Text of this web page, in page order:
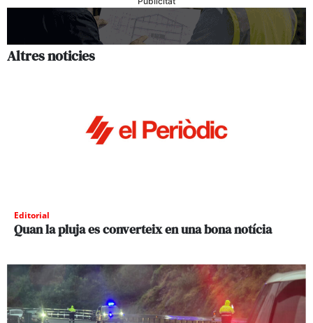
Altres noticies
Editorial
Quan la pluja es converteix en una bona notícia